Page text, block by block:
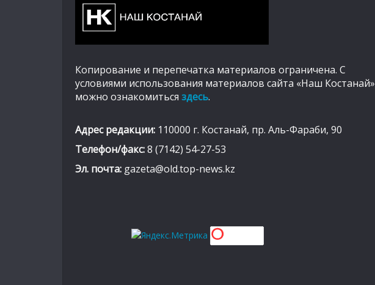
Копирование и перепечатка материалов ограничена. С
условиями использования материалов сайта «Наш Костанай»
можно ознакомиться здесь.
Адрес редакции: 110000 г. Костанай, пр. Аль-Фараби, 90
Телефон/факс:8 (7142) 54-27-53
Эл. почта: gazeta@old.top-news.kz